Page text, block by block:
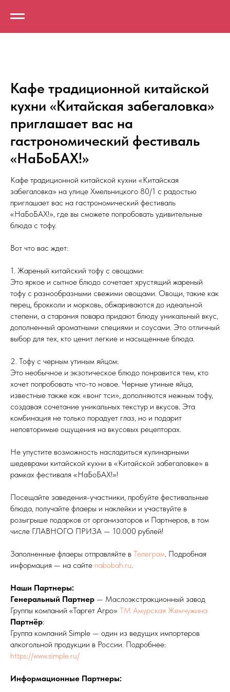
Кафе традиционной китайской
кухни «Китайская забегаловка»
приглашает вас на
гастрономический фестиваль
«НаБоБАХ!»
Кафе традиционной китайской кухни «Китайская
забегаловка» на улице Хмельницкого 80/1 с радостью
приглашает вас на гастрономический фестиваль
«НаБоБАХ!», где вы сможете попробовать удивительные
блюда с тофу.
Вот что вас ждет:
1. Жареный китайский тофу с овощами:
Это яркое и сытное блюдо сочетает хрустящий жареный
тофу с разнообразными свежими овощами. Овощи, такие как
перец, брокколи и морковь, обжариваются до идеальной
степени, а старания повара придают блюду уникальный вкус,
дополненный ароматными специями и соусами. Это отличный
выбор для тех, кто ценит легкие и насыщенные блюда.
2. Тофу с черным утиным яйцом:
Это необычное и экзотическое блюдо понравится тем, кто
хочет попробовать что-то новое. Черные утиные яйца,
известные также как «вонг тси», дополняются нежным тофу,
создавая сочетание уникальных текстур и вкусов. Эта
комбинация не только порадует глаз, но и подарит
неповторимые ощущения на вкусовых рецепторах.
Не упустите возможность насладиться кулинарными
шедеврами китайской кухни в «Китайской забегаловке» в
рамках фестиваля «НаБоБАХ!»!
Посещайте заведения-участники, пробуйте фестивальные
блюда, получайте флаеры и наклейки и участвуйте в
розыгрыше подарков от организаторов и Партнеров, в том
числе ГЛАВНОГО ПРИЗА — 10.000 рублей!
Заполненные флаеры отправляйте в Телеграм. Подробная
информация — на сайте nabobah.ru.
Наши Партнеры:
Генеральный Партнер — Маслоэкстракционный завод
Группы компаний «Таргет Агро» ТМ Амурская Жемчужина
Партнёр:
Группа компаний Simple — один из ведущих импортеров
алкогольной продукции в России. Подробнее:
https://www.simple.ru/
Информационные Партнеры: